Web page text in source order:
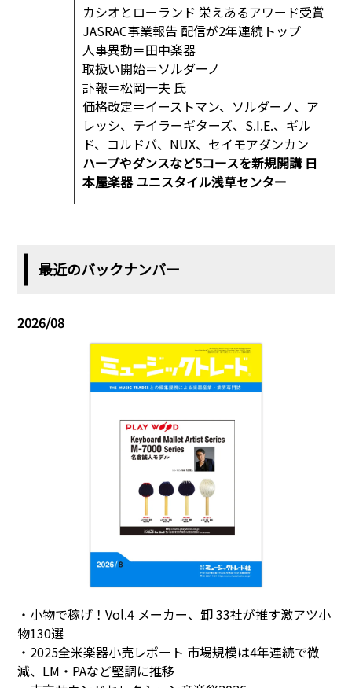
カシオとローランド 栄えあるアワード受賞
JASRAC事業報告 配信が2年連続トップ
人事異動＝田中楽器
取扱い開始＝ソルダーノ
訃報＝松岡一夫 氏
価格改定＝イーストマン、ソルダーノ、ア
レッシ、テイラーギターズ、S.I.E.、ギル
ド、コルドバ、NUX、セイモアダンカン
ハープやダンスなど5コースを新規開講 日
本屋楽器 ユニスタイル浅草センター
最近のバックナンバー
2026/08
・小物で稼げ！Vol.4 メーカー、卸 33社が推す激アツ小
物130選
・2025全米楽器小売レポート 市場規模は4年連続で微
減、LM・PAなど堅調に推移